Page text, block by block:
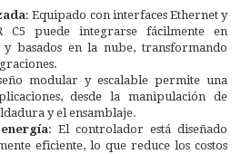
: Equipado con interfaces Ethernet y
C5 puede integrarse fácilmente en
basados en la nube, transformando
modular y escalable permite una
desde la manipulación de
y el ensamblaje.
: El controlador está diseñado
eficiente, lo que reduce los costos